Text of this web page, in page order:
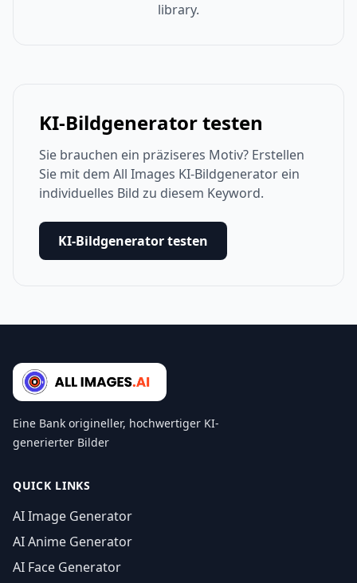
library.
KI-Bildgenerator testen
Sie brauchen ein präziseres Motiv? Erstellen
Sie mit dem All Images KI-Bildgenerator ein
individuelles Bild zu diesem Keyword.
KI-Bildgenerator testen
Eine Bank origineller, hochwertiger KI-
generierter Bilder
QUICK LINKS
AI Image Generator
AI Anime Generator
AI Face Generator